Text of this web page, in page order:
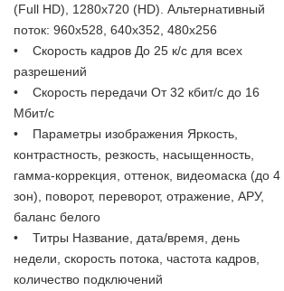
(Full HD), 1280x720 (HD). Альтернативный
поток: 960х528, 640х352, 480х256
• Скорость кадров До 25 к/с для всех
разрешений
• Скорость передачи От 32 кбит/с до 16
Мбит/с
• Параметры изображения Яркость,
контрастность, резкость, насыщенность,
гамма-коррекция, оттенок, видеомаска (до 4
зон), поворот, переворот, отражение, АРУ,
баланс белого
• Титры Название, дата/время, день
недели, скорость потока, частота кадров,
количество подключений